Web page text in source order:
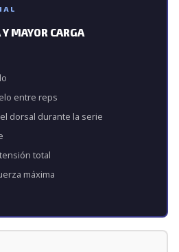
MAYOR CARGA
entre reps
dorsal durante la serie
total
máxima